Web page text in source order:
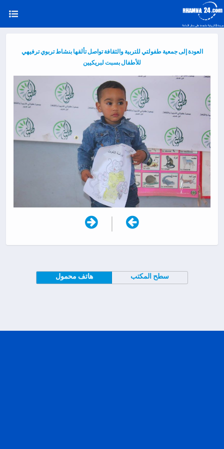
العودة إلى جمعية طفولتي للتربية والثقافة تواصل تألقها بنشاط تربوي ترفيهي
للأطفال بسبت لبريكيين
|
هاتف محمول سطح المكتب